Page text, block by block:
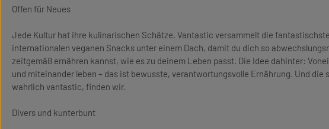
Offen für Neues
Jede Kultur hat ihre kulinarischen Schätze. Vantastic versammelt die
internationalen veganen Snacks unter einem Dach, damit du dich so
zeitgemäß ernähren kannst, wie es zu deinem Leben passt. Die Idee dahinter:
und miteinander leben – das ist bewusste, verantwortungsvolle Ernährung. Und die
wahrlich vantastic, finden wir.
Divers und kunterbunt